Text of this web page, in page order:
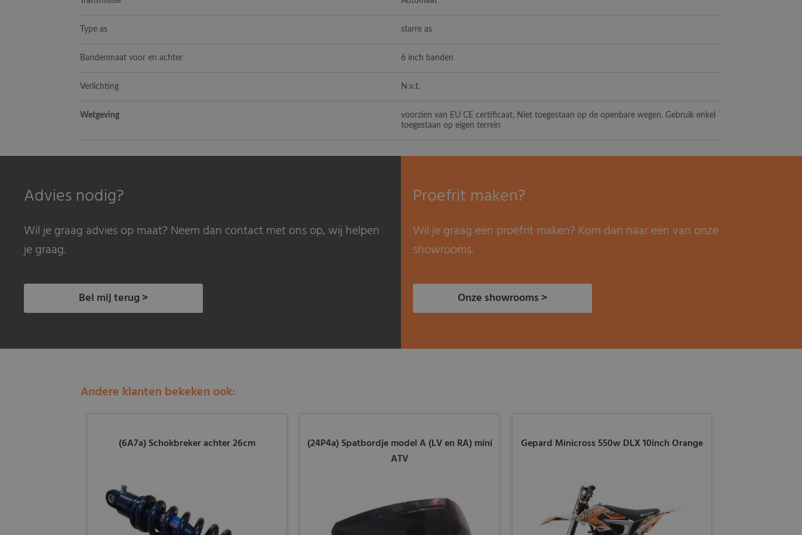
Type as starre as
Bandenmaat voor en achter 6 inch banden
Verlichting N.v.t.
Wetgeving
voorzien van EU CE certificaat, Niet toegestaan op de openbare wegen. Gebruik enkel
toegestaan op eigen terrein
Advies nodig?
Wil je graag advies op maat? Neem dan contact met ons op, wij helpen
je graag.
Bel mij terug >
Proefrit maken?
Wil je graag een proefrit maken? Kom dan naar een van onze
showrooms.
Onze showrooms >
Andere klanten bekeken ook:
(6A7a) Schokbreker achter 26cm
(24P4a) Spatbordje model A (LV en RA) mini
ATV
Gepard Minicross 550w DLX 10inch Orange